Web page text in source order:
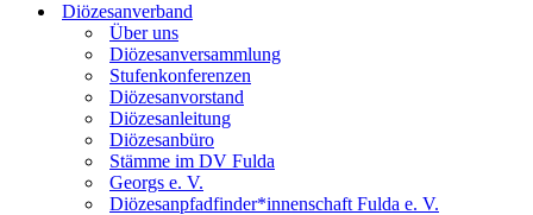
Diözesanverband
Über uns
Diözesanversammlung
Stufenkonferenzen
Diözesanvorstand
Diözesanleitung
Diözesanbüro
Stämme im DV Fulda
Georgs e. V.
Diözesanpfadfinder*innenschaft Fulda e. V.